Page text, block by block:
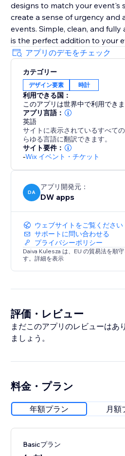
designs to match your event's
create a sense of urgency and
events. Simple, clean, and
is the perfect addition to your
アプリのデモをチェック
カテゴリー
デザイン要素 時計
利用できる国：
このアプリは世界中で利用できま
アプリ言語：
英語
サイトに表示されているすべて
らゆる言語に翻訳できます。
サイト要件：
-Wix イベント・チケット
DA
アプリ開発元：
DW apps
ウェブサイトをご覧ください
サポートに問い合わせる
プライバシーポリシー
Daiva Kulesza は、EU の貿易法を順
す。詳細を表示
評価・レビュー
まだこのアプリのレビューはあ
ましょう。
料金・プラン
年額プラン 月額
Basicプラン